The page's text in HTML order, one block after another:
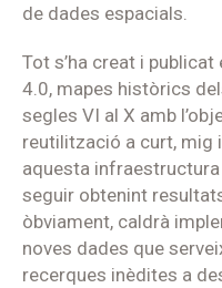
de dades espacials.
Tot s’ha creat i
4.0, mapes històrics
segles VI al X amb
reutilització a curt, mig
aquesta
seguir obtenint
òbviament, caldrà
noves dades que
recerques inèdites a